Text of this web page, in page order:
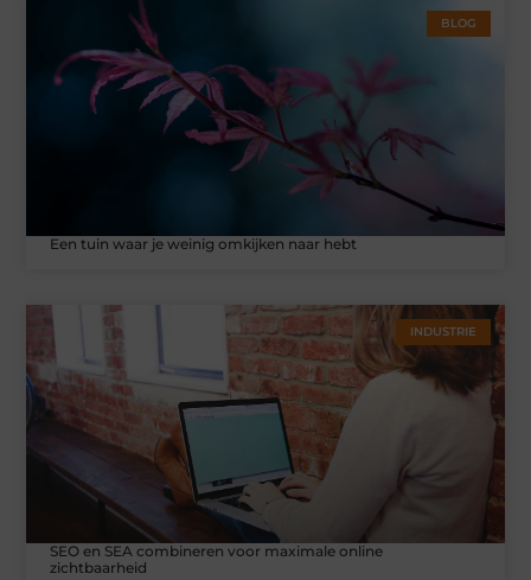
BLOG
Een tuin waar je weinig omkijken naar hebt
INDUSTRIE
SEO en SEA combineren voor maximale online
zichtbaarheid